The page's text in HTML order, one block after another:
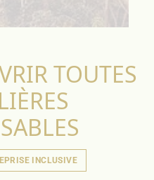
TOUTES
INCLUSIVE